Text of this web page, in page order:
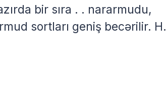
bir sıra . . nararmudu,
sortları geniş becərilir. H.